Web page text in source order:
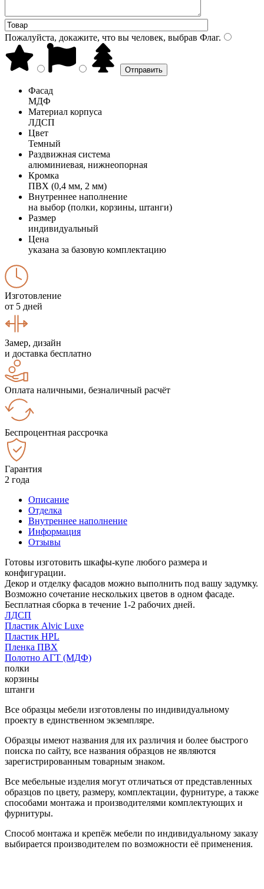
Пожалуйста, докажите, что вы человек, выбрав Флаг.
Фасад
МДФ
Материал корпуса
ЛДСП
Цвет
Темный
Раздвижная система
алюминиевая, нижнеопорная
Кромка
ПВХ (0,4 мм, 2 мм)
Внутреннее наполнение
на выбор (полки, корзины, штанги)
Размер
индивидуальный
Цена
указана за базовую комплектацию
Изготовление
от 5 дней
Замер, дизайн
и доставка бесплатно
Оплата наличными, безналичный расчёт
Беспроцентная рассрочка
Гарантия
2 года
Описание
Отделка
Внутреннее наполнение
Информация
Отзывы
Готовы изготовить шкафы-купе любого размера и
конфигурации.
Декор и отделку фасадов можно выполнить под вашу задумку.
Возможно сочетание нескольких цветов в одном фасаде.
Бесплатная сборка в течение 1-2 рабочих дней.
ЛДСП
Пластик Alvic Luxe
Пластик HPL
Пленка ПВХ
Полотно АГТ (МДФ)
полки
корзины
штанги
Все образцы мебели изготовлены по индивидуальному
проекту в единственном экземпляре.
Образцы имеют названия для их различия и более быстрого
поиска по сайту, все названия образцов не являются
зарегистрированным товарным знаком.
Все мебельные изделия могут отличаться от представленных
образцов по цвету, размеру, комплектации, фурнитуре, а также
способами монтажа и производителями комплектующих и
фурнитуры.
Способ монтажа и крепёж мебели по индивидуальному заказу
выбирается производителем по возможности её применения.